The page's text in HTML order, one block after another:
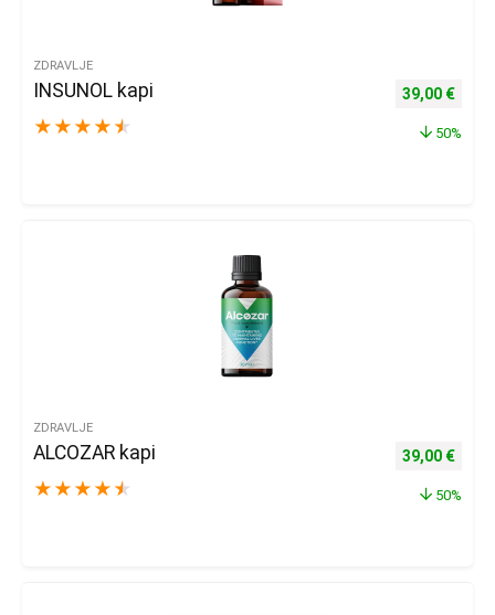
ZDRAVLJE
INSUNOL kapi
★ ★ ★ ★ ★
Izvorna
39,00 €
50%
ZDRAVLJE
ALCOZAR kapi
★ ★ ★ ★ ★
Izvorna
39,00 €
50%